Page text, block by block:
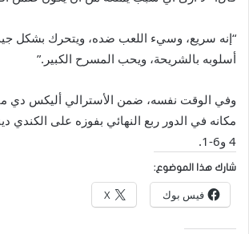
“إنه سريع، وسيء اللعب ضده، ويتحرك بشكل
أسلوبه بالشريحة، ويحب المسرح الكبير.”
وفي الوقت نفسه، ضمن الأسترالي أليكس دي
4 و6-1.
شارك هذا الموضوع:
فيس بوك X